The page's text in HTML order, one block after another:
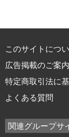
このサイトにつ
広告掲載のご案内
特定商取引法に
よくある質問
関連グループサ